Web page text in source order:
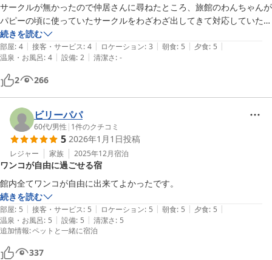
サークルが無かったので仲居さんに尋ねたところ、旅館のわんちゃんが
パピーの頃に使っていたサークルをわざわざ出してきて対応していただ
き、ありがたかったです。サークル内で排泄しつけしている愛犬はとて
もその後はリラックスして過ごすことができました。ありがとうござい
ました。大きな猫さんがお出迎えしてくれました。
続きを読む
部屋: 4 | 接客・サービス: 4 | ロケーション: 3 | 朝食: 5 | 夕食: 5 |
温泉・お風呂: 4 | 設備: 2 | 清潔さ: -
2 266
ビリーパパ
60代/男性 | 1件のクチコミ
5 2026年1月1日投稿
レジャー 家族 2025年12月宿泊
ワンコが自由に過ごせる宿
館内全てワンコが自由に出来てよかったです。
続きを読む
部屋: 5 | 接客・サービス: 5 | ロケーション: 5 | 朝食: 5 | 夕食: 5 |
温泉・お風呂: 5 | 設備: 5 | 清潔さ: 5
追加情報:ペットと一緒に宿泊
337